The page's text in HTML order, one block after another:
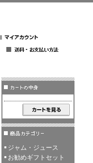
ジャム・ジュース
お勧めギフトセット